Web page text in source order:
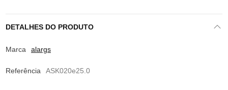
DETALHES DO PRODUTO
Marca alargs
Referência ASK020e25.0